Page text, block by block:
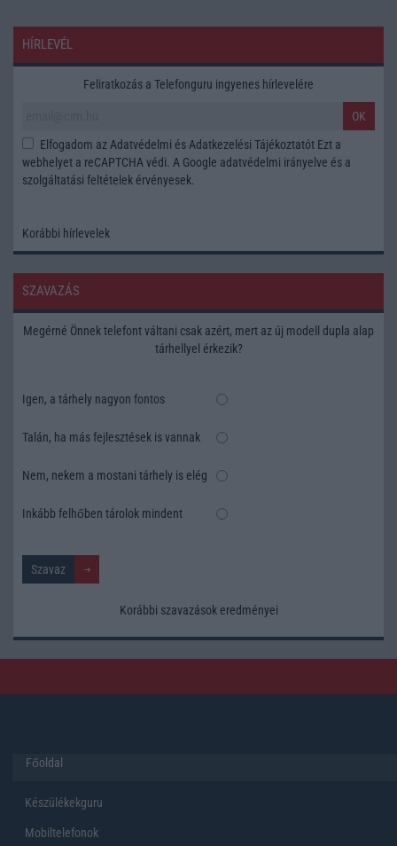
HÍRLEVÉL
Feliratkozás a Telefonguru ingyenes hírlevelére
OK
Elfogadom az Adatvédelmi és Adatkezelési Tájékoztatót Ezt a
webhelyet a reCAPTCHA védi. A Google adatvédelmi irányelve és a
szolgáltatási feltételek érvényesek.
Korábbi hírlevelek
SZAVAZÁS
Megérné Önnek telefont váltani csak azért, mert az új modell dupla alap
tárhellyel érkezik?
Igen, a tárhely nagyon fontos
Talán, ha más fejlesztések is vannak
Nem, nekem a mostani tárhely is elég
Inkább felhőben tárolok mindent
Korábbi szavazások eredményei
Főoldal
Készülékekguru
Mobiltelefonok